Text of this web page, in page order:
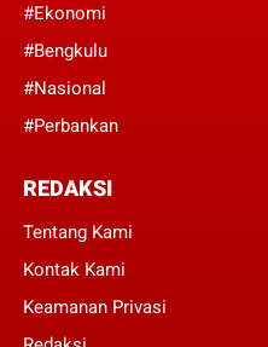
#Ekonomi
#Bengkulu
#Nasional
#Perbankan
REDAKSI
Tentang Kami
Kontak Kami
Keamanan Privasi